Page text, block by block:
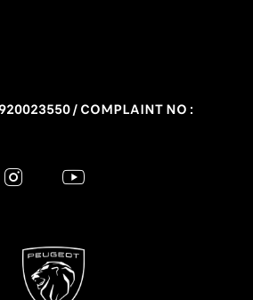
/ COMPLAINT NO :